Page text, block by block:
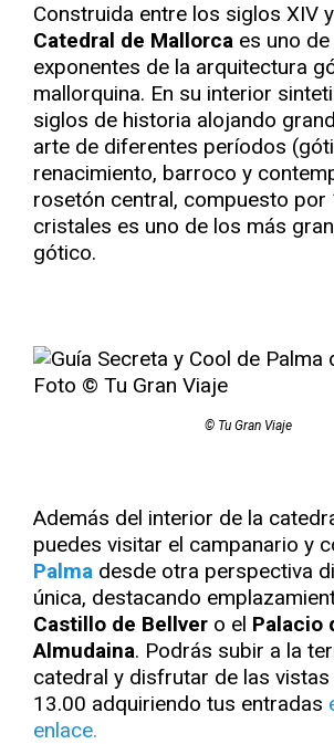
Construida entre los siglos XIV
Catedral de Mallorca es uno
exponentes de la arquitectura
mallorquina. En su interior
siglos de historia alojando
arte de diferentes períodos
renacimiento, barroco y
rosetón central, compuesto por
cristales es uno de los más
gótico.
© Tu Gran Viaje
Además del interior de la
puedes visitar el campanario y
Palma desde otra perspectiva
única, destacando
Castillo de Bellver o el Palacio
Almudaina. Podrás subir a la
catedral y disfrutar de las
13.00 adquiriendo tus entradas
enlace.